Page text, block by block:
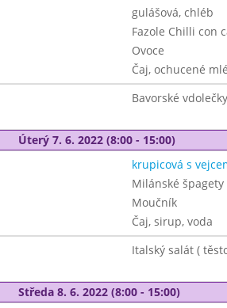
gulášová, chléb
Fazole Chilli con
Ovoce
Čaj, ochucené
Bavorské
Úterý 7. 6. 2022 (8:00 - 15:00)
krupicová s
Milánské špagety
Moučník
Čaj, sirup, voda
Italský salát (
Středa 8. 6. 2022 (8:00 - 15:00)